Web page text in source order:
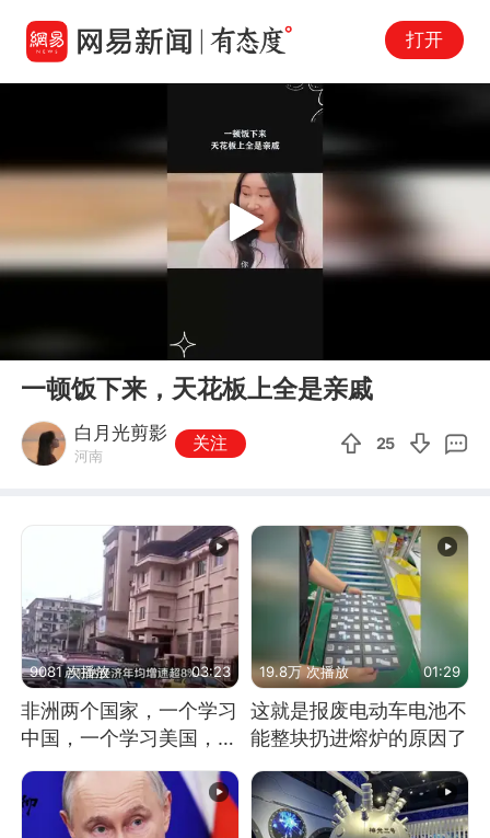
打开
Play
一顿饭下来，天花板上全是亲戚
白月光剪影
河南
关注 25
9081 次播放 03:23
非洲两个国家，一个学习
中国，一个学习美国，结
果怎么样了？
19.8万 次播放 01:29
这就是报废电动车电池不
能整块扔进熔炉的原因了